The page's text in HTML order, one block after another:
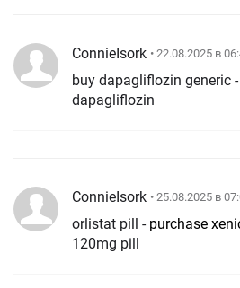
ConnieIsork • 22.08.2025 в
buy dapagliflozin generic -
dapagliflozin
ConnieIsork • 25.08.2025 в
orlistat pill - purchase
120mg pill